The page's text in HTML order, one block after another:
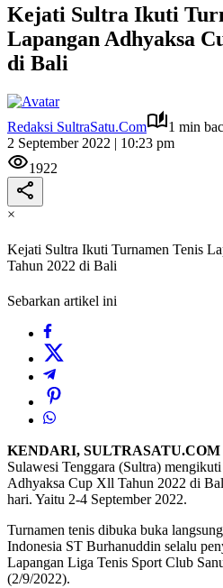
Kejati Sultra Ikuti
Lapangan Adhyaksa
di Bali
Redaksi SultraSatu.Com
1 min
2 September 2022 | 10:23 pm
1922
×
Kejati Sultra Ikuti Turnamen Tenis
Tahun 2022 di Bali
Sebarkan artikel ini
KENDARI, SULTRASATU.COM
Sulawesi Tenggara (Sultra)
Adhyaksa Cup Xll Tahun 2022 di
hari. Yaitu 2-4 September 2022.
Turnamen tenis dibuka buka
Indonesia ST Burhanuddin selalu
Lapangan Liga Tenis Sport Club
(2/9/2022).